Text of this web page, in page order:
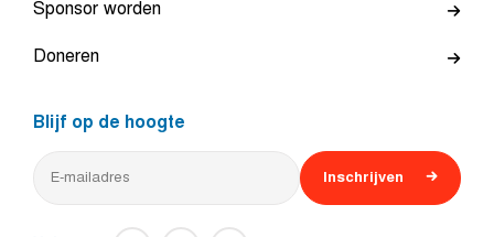
Sponsor worden
Doneren
Blijf op de hoogte
Inschrijven